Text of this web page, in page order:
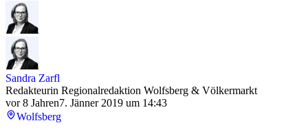
Sandra Zarfl
Redakteurin Regionalredaktion Wolfsberg & Völkermarkt
vor 8 Jahren7. Jänner 2019 um 14:43
Wolfsberg